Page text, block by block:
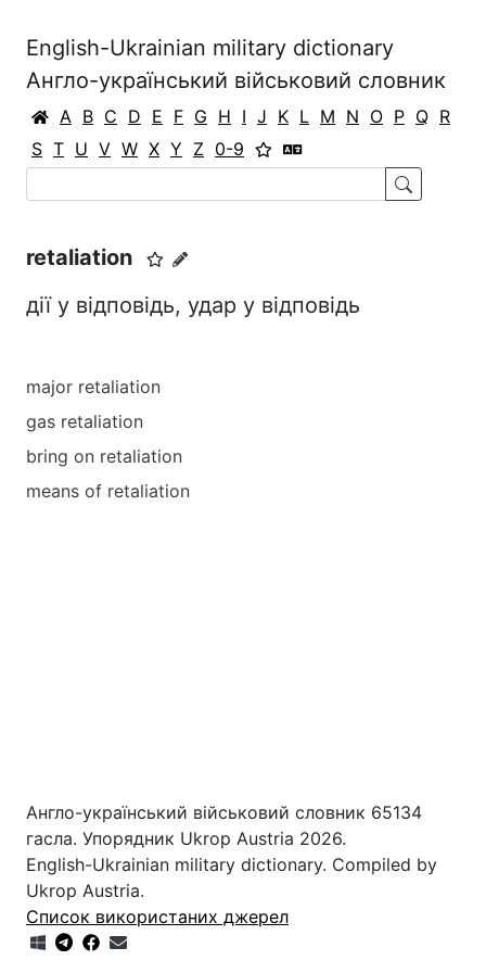
English-Ukrainian military dictionary
Англо-український військовий словник
A B C D E F G H I J K L M N O P Q R
S T U V W X Y Z 0-9
retaliation
дії у відповідь, удар у відповідь
major retaliation
gas retaliation
bring on retaliation
means of retaliation
Англо-український військовий словник 65134
гасла. Упорядник Ukrop Austria 2026.
English-Ukrainian military dictionary. Compiled by
Ukrop Austria.
Список використаних джерел